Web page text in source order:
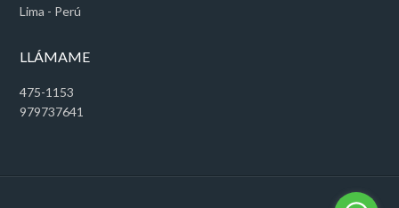
Lima - Perú
LLÁMAME
475-1153
979737641